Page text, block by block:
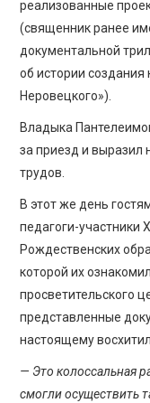
реализованные
(священник ранее
документальной
об истории создания
Неровецкого»).
Владыка
за приезд и
трудов.
В этот же день
педагоги-участники
Рождественских
которой их
просветительского
представленные
настоящему
— Это колоссальная
смогли осуществить